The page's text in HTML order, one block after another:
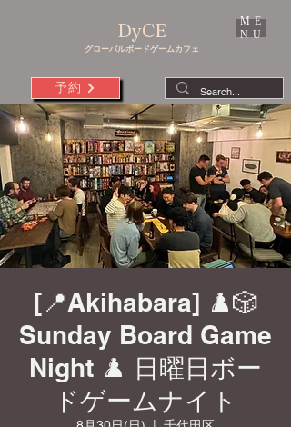
DyCE
グローバルボードゲームカフェ
予約
ME
NU
[📍Akihabara] ♟️🎲
Sunday Board Game
Night ♟️ 日曜日ボー
ドゲームナイト